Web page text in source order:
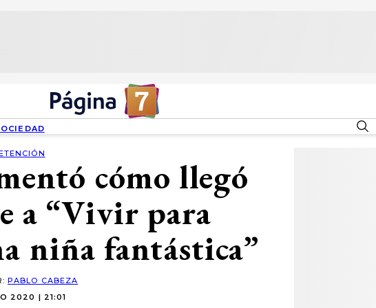
cómo llegó
a “Vivir para
niña fantástica”
PABLO CABEZA
2020 | 21:01